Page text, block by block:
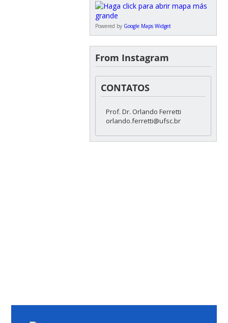
Powered by Google Maps Widget
From Instagram
CONTATOS
Prof. Dr. Orlando Ferretti
orlando.ferretti@ufsc.br